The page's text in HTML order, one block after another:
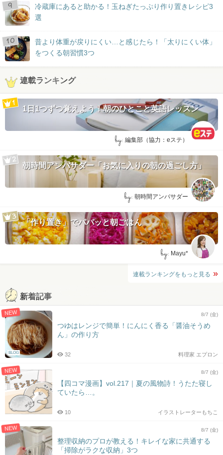
冷蔵庫にあると助かる！玉ねぎたっぷり作り置きレシピ3
選
昔より体重が戻りにくい…と感じたら！「太りにくい体」
をつくる朝習慣3つ
連載ランキング
1日1つずつ覚えよう！朝のひとこと英語レッスン
by: 編集部（協力：eステ）
朝時間アンバサダー「お気に入りの朝の過ごし方」
by: 朝時間アンバサダー
「作り置き」でパパッと朝ごはん
by: Mayu*
連載ランキングをもっと見る
新着記事
NEW
BLOG
8/7 (金)
つゆはレンジで簡単！にんにく香る「醤油そうめ
ん」の作り方
料理家 エプロン
32
NEW 8/7 (金)
【四コマ漫画】vol.217｜夏の風物詩！うたた寝し
ていたら…。
イラストレーターもちこ
10
NEW 8/7 (金)
整理収納のプロが教える！キレイな家に共通する
「掃除がラクな収納」3つ